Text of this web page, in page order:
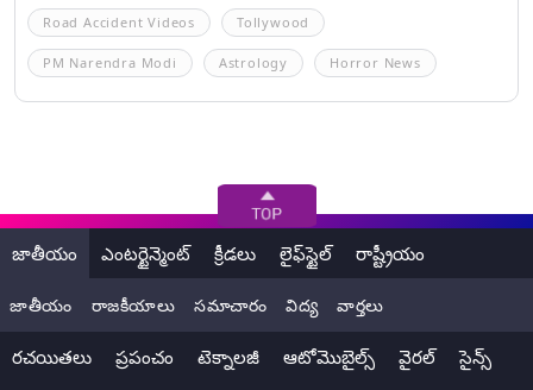
Road Accident Videos Tollywood
PM Narendra Modi Astrology Horror News
జాతీయం ఎంటర్టైన్మెంట్ క్రీడలు లైఫ్‌స్టైల్ రాష్ట్రీయం
జాతీయం రాజకీయాలు సమాచారం విద్య వార్తలు
రచయితలు ప్రపంచం టెక్నాలజీ ఆటోమొబైల్స్ వైరల్ సైన్స్